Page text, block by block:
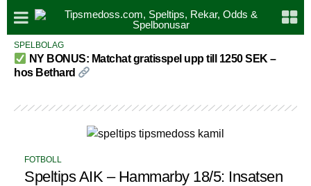
SPELBOLAG
NY BONUS: Matchat gratisspel upp till 1250 SEK –
hos Bethard
FOTBOLL
Speltips AIK – Hammarby 18/5: Insatsen